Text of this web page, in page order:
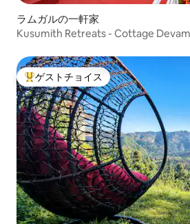
ラムガルの一軒家
Kusumith Retreats - Cottage Devam
大好評のゲストチョイスです。
ゲストチョイス